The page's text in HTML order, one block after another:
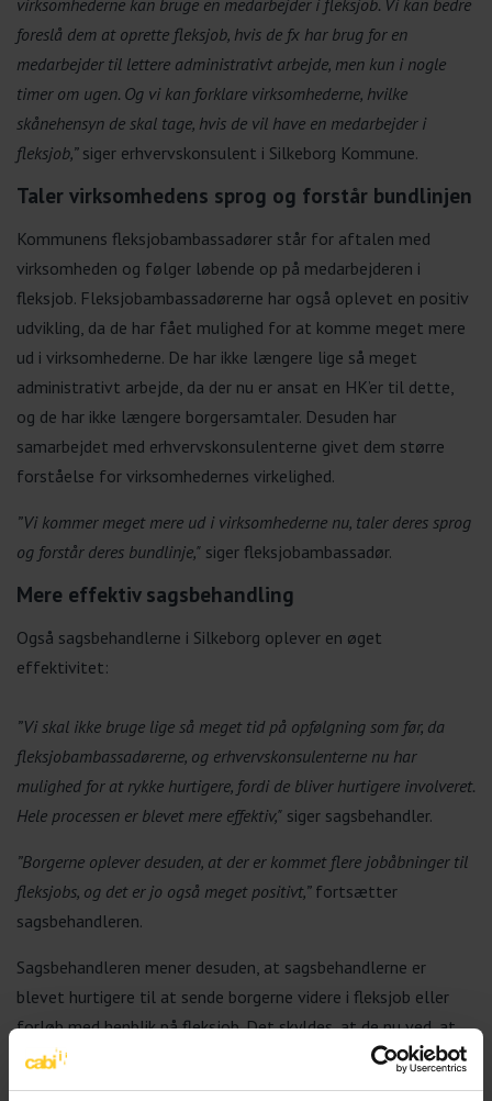
foreslå dem at oprette fleksjob, hvis de fx har brug for en
medarbejder til lettere administrativt arbejde, men kun i nogle
timer om ugen. Og vi kan forklare virksomhederne, hvilke
skånehensyn de skal tage, hvis de vil have en medarbejder i
fleksjob,”siger erhvervskonsulent i Silkeborg Kommune.
Taler virksomhedens sprog og forstår bundlinjen
Kommunens fleksjobambassadører står for aftalen med
virksomheden og følger løbende op på medarbejderen i
fleksjob. Fleksjobambassadørerne har også oplevet en positiv
udvikling, da de har fået mulighed for at komme meget mere
ud i virksomhederne. De har ikke længere lige så meget
administrativt arbejde, da der nu er ansat en HK’er til dette,
og de har ikke længere borgersamtaler. Desuden har
samarbejdet med erhvervskonsulenterne givet dem større
forståelse for virksomhedernes virkelighed.
”Vi kommer meget mere ud i virksomhederne nu, taler deres sprog
og forstår deres bundlinje," siger fleksjobambassadør.
Mere effektiv sagsbehandling
Også sagsbehandlerne i Silkeborg oplever en øget
effektivitet:
”Vi skal ikke bruge lige så meget tid på opfølgning som før, da
fleksjobambassadørerne, og erhvervskonsulenterne nu har
mulighed for at rykke hurtigere, fordi de bliver hurtigere involveret.
Hele processen er blevet mere effektiv," siger sagsbehandler.
”Borgerne oplever desuden, at der er kommet flere jobåbninger til
fleksjobs, og det er jo også meget positivt,”fortsætter
sagsbehandleren.
Sagsbehandleren mener desuden, at sagsbehandlerne er
blevet hurtigere til at sende borgerne videre i fleksjob eller
forløb med henblik på fleksjob. Det skyldes, at de nu ved, at
erhvervskonsulenterne har den viden om fleksjob, de har brug
for.